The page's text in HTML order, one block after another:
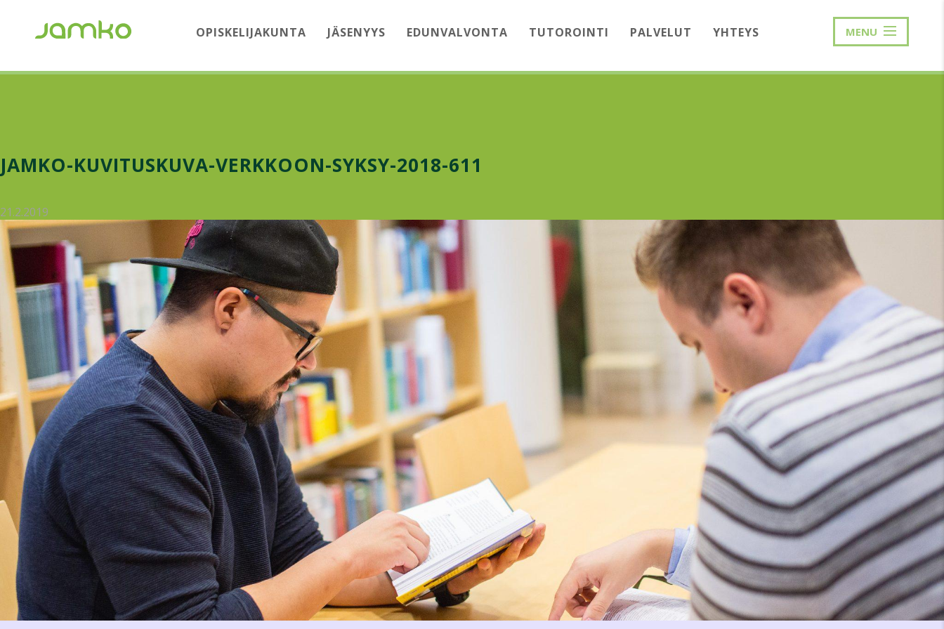
OPISKELIJAKUNTA JÄSENYYS EDUNVALVONTA TUTOROINTI PALVELUT YHTEYS MENU
JAMKO-KUVITUSKUVA-VERKKOON-SYKSY-2018-611
21.2.2019